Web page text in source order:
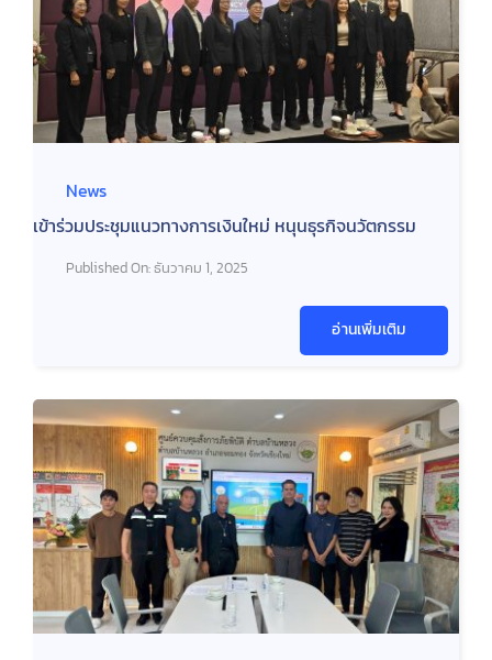
News
เข้าร่วมประชุมแนวทางการเงินใหม่ หนุนธุรกิจนวัตกรรม
Published On: ธันวาคม 1, 2025
อ่านเพิ่มเติม